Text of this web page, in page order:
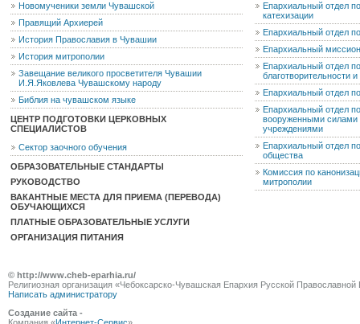
Новомученики земли Чувашской
Правящий Архиерей
История Православия в Чувашии
История митрополии
Завещание великого просветителя Чувашии
И.Я.Яковлева Чувашскому народу
Библия на чувашском языке
ЦЕНТР ПОДГОТОВКИ ЦЕРКОВНЫХ
СПЕЦИАЛИСТОВ
Сектор заочного обучения
ОБРАЗОВАТЕЛЬНЫЕ СТАНДАРТЫ
РУКОВОДСТВО
ВАКАНТНЫЕ МЕСТА ДЛЯ ПРИЕМА (ПЕРЕВОДА)
ОБУЧАЮЩИХСЯ
ПЛАТНЫЕ ОБРАЗОВАТЕЛЬНЫЕ УСЛУГИ
ОРГАНИЗАЦИЯ ПИТАНИЯ
Епархиальный отдел
катехизации
Епархиальный отдел
Епархиальный
Епархиальный отдел
благотворительности
Епархиальный отдел
Епархиальный отдел
вооруженными силами
учреждениями
Епархиальный отдел
общества
Комиссия по
митрополии
© http://www.cheb-eparhia.ru/
Религиозная организация «Чебоксарско-Чувашская Епархия Русской
Написать администратору
Создание сайта -